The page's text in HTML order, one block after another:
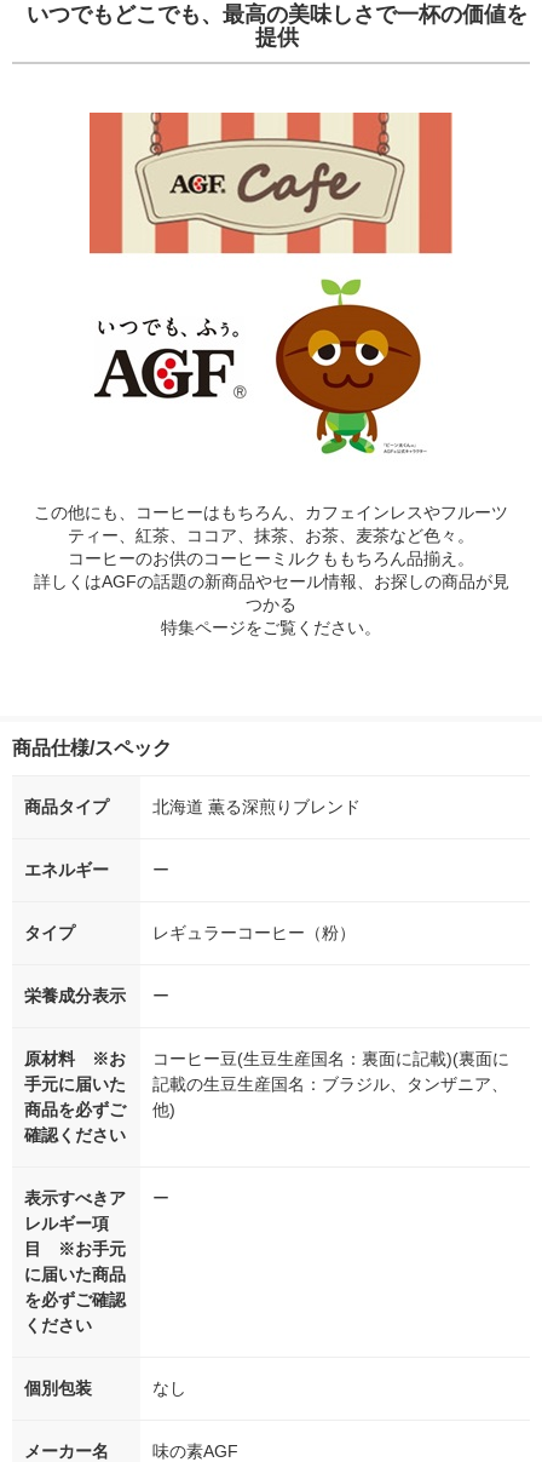
いつでもどこでも、最高の美味しさで一杯の価値を
提供
この他にも、コーヒーはもちろん、カフェインレスやフルーツ
ティー、紅茶、ココア、抹茶、お茶、麦茶など色々。
コーヒーのお供のコーヒーミルクももちろん品揃え。
詳しくはAGFの話題の新商品やセール情報、お探しの商品が見
つかる
特集ページをご覧ください。
商品仕様/スペック
商品タイプ 北海道 薫る深煎りブレンド
エネルギー ー
タイプ レギュラーコーヒー（粉）
栄養成分表示 ー
原材料 ※お
手元に届いた
商品を必ずご
確認ください
コーヒー豆(生豆生産国名：裏面に記載)(裏面に
記載の生豆生産国名：ブラジル、タンザニア、
他)
表示すべきア
レルギー項
目 ※お手元
に届いた商品
を必ずご確認
ください
ー
個別包装 なし
メーカー名 味の素AGF